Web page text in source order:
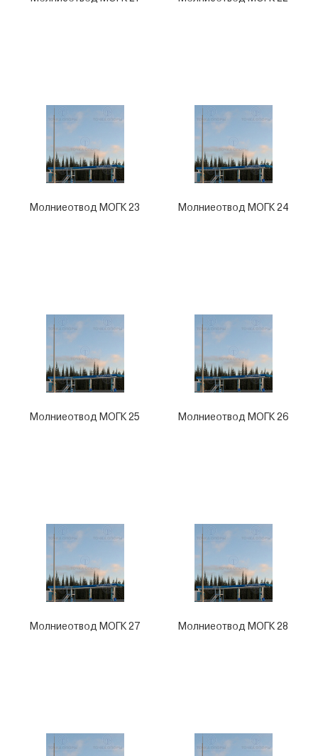
Молниеотвод МОГК 23 Молниеотвод МОГК 24
Молниеотвод МОГК 25 Молниеотвод МОГК 26
Молниеотвод МОГК 27 Молниеотвод МОГК 28